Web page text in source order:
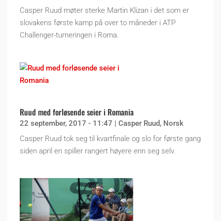
Casper Ruud møter sterke Martin Klizan i det som er
slovakens første kamp på over to måneder i ATP
Challenger-turneringen i Roma.
Ruud med forløsende seier i Romania
22 september, 2017 - 11:47 | Casper Ruud, Norsk
Casper Ruud tok seg til kvartfinale og slo for første gang
siden april en spiller rangert høyere enn seg selv.